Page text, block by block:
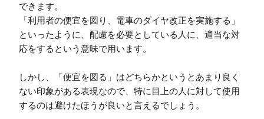
できます。
「利用者の便宜を図り、電車のダイヤ改正を実施する」
といったように、配慮を必要としている人に、適当な対
応をするという意味で用います。
しかし、「便宜を図る」はどちらかというとあまり良く
ない印象がある表現なので、特に目上の人に対して使用
するのは避けたほうが良いと言えるでしょう。